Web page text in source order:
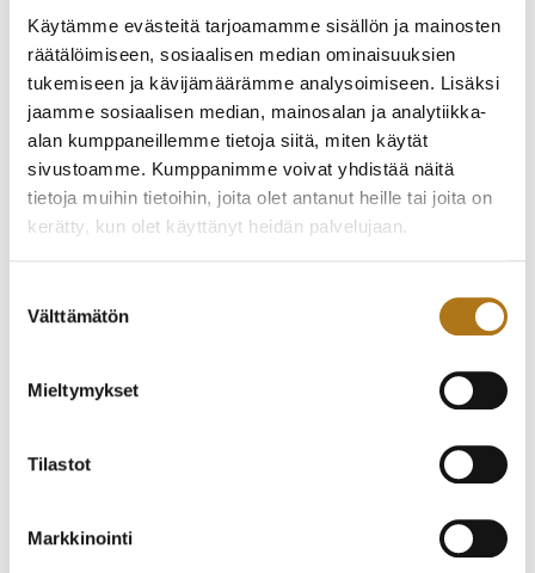
Käytämme evästeitä tarjoamamme sisällön ja mainosten
räätälöimiseen, sosiaalisen median ominaisuuksien
tukemiseen ja kävijämäärämme analysoimiseen. Lisäksi
jaamme sosiaalisen median, mainosalan ja analytiikka-
alan kumppaneillemme tietoja siitä, miten käytät
sivustoamme. Kumppanimme voivat yhdistää näitä
tietoja muihin tietoihin, joita olet antanut heille tai joita on
kerätty, kun olet käyttänyt heidän palvelujaan.
valinta
Välttämätön
Mieltymykset
Tilastot
Markkinointi
LISÄÄ OSTOSKORIIN
TUTUSTU MYÖS
2 200,00
ETERNA-082